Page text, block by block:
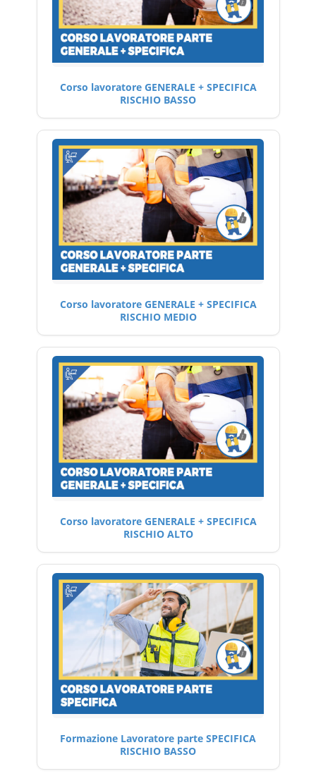
Corso lavoratore GENERALE + SPECIFICA
RISCHIO BASSO
Corso lavoratore GENERALE + SPECIFICA
RISCHIO MEDIO
Corso lavoratore GENERALE + SPECIFICA
RISCHIO ALTO
Formazione Lavoratore parte SPECIFICA
RISCHIO BASSO